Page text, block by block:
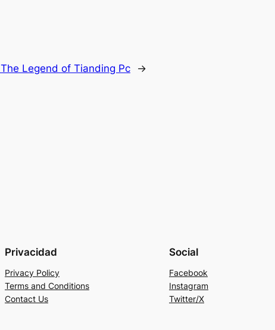
The Legend of Tianding Pc →
Privacidad
Privacy Policy
Terms and Conditions
Contact Us
Social
Facebook
Instagram
Twitter/X